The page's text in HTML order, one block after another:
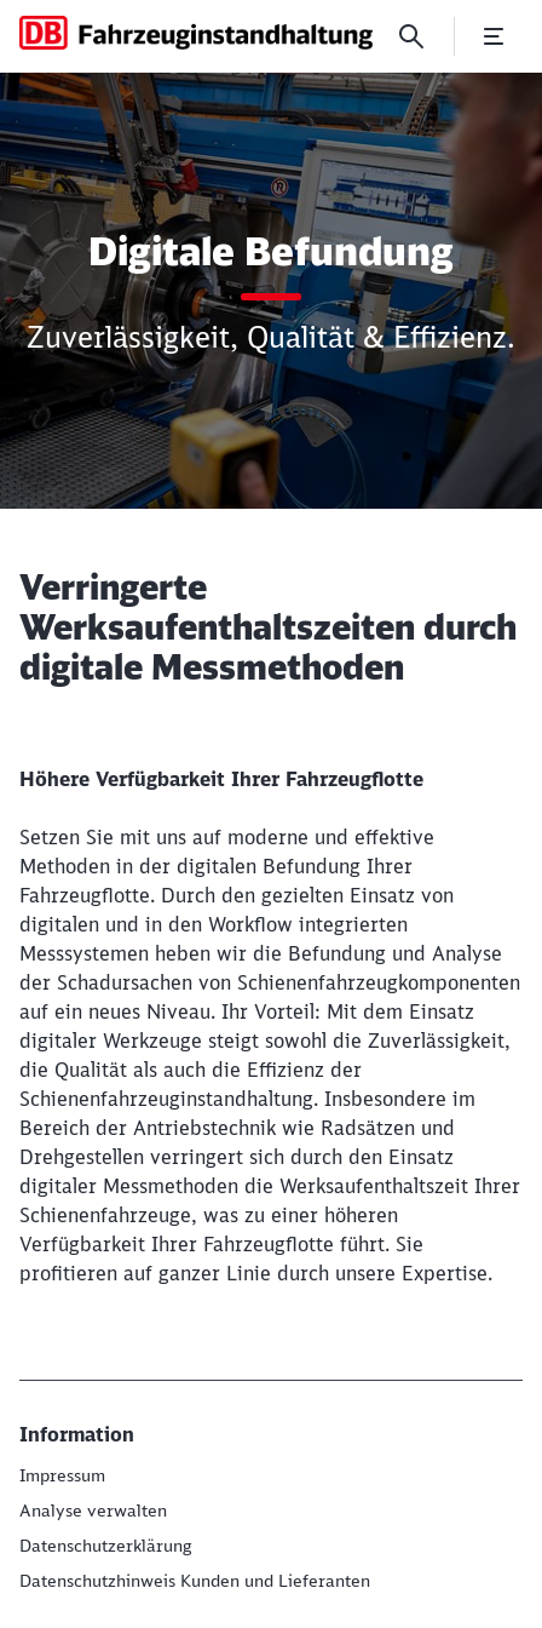
Verringerte
Digitale Befundung
Zuverlässigkeit, Qualität & Effizienz.
Artikel:
Verringerte
Werksaufenthaltszeiten durch
digitale Messmethoden
Höhere Verfügbarkeit Ihrer Fahrzeugflotte
Setzen Sie mit uns auf moderne und effektive
Methoden in der digitalen Befundung Ihrer
Fahrzeugflotte. Durch den gezielten Einsatz von
digitalen und in den Workflow integrierten
Messsystemen heben wir die Befundung und Analyse
der Schadursachen von Schienenfahrzeugkomponenten
auf ein neues Niveau. Ihr Vorteil: Mit dem Einsatz
digitaler Werkzeuge steigt sowohl die Zuverlässigkeit,
die Qualität als auch die Effizienz der
Schienenfahrzeuginstandhaltung. Insbesondere im
Bereich der Antriebstechnik wie Radsätzen und
Drehgestellen verringert sich durch den Einsatz
digitaler Messmethoden die Werksaufenthaltszeit Ihrer
Schienenfahrzeuge, was zu einer höheren
Verfügbarkeit Ihrer Fahrzeugflotte führt. Sie
profitieren auf ganzer Linie durch unsere Expertise.
Information
Impressum
Analyse verwalten
Datenschutzerklärung
Datenschutzhinweis Kunden und Lieferanten
Schließen
Möchten Sie zuweitergeleitet
werden?
Abbrechen Weiter